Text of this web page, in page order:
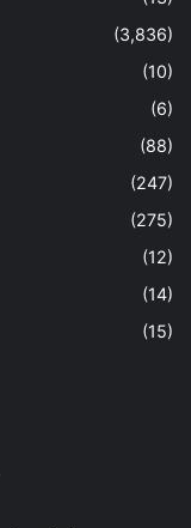
(3,836)
(10)
(6)
(88)
(247)
(275)
(12)
(14)
(15)